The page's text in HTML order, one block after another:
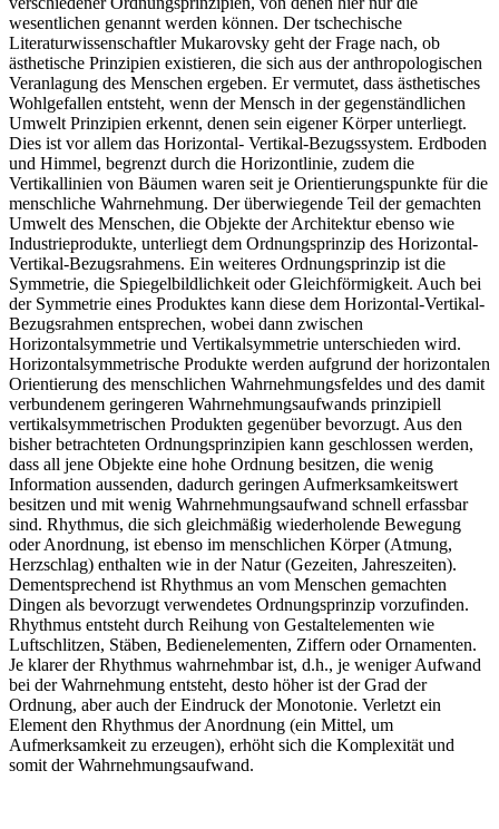
wesentlichen genannt werden können. Der tschechische
Literaturwissenschaftler Mukarovsky geht der Frage nach, ob
ästhetische Prinzipien existieren, die sich aus der anthropologischen
Veranlagung des Menschen ergeben. Er vermutet, dass ästhetisches
Wohlgefallen entsteht, wenn der Mensch in der gegenständlichen
Umwelt Prinzipien erkennt, denen sein eigener Körper unterliegt.
Dies ist vor allem das Horizontal- Vertikal-Bezugssystem. Erdboden
und Himmel, begrenzt durch die Horizontlinie, zudem die
Vertikallinien von Bäumen waren seit je Orientierungspunkte für die
menschliche Wahrnehmung. Der überwiegende Teil der gemachten
Umwelt des Menschen, die Objekte der Architektur ebenso wie
Industrieprodukte, unterliegt dem Ordnungsprinzip des Horizontal-
Vertikal-Bezugsrahmens. Ein weiteres Ordnungsprinzip ist die
Symmetrie, die Spiegelbildlichkeit oder Gleichförmigkeit. Auch bei
der Symmetrie eines Produktes kann diese dem Horizontal-Vertikal-
Bezugsrahmen entsprechen, wobei dann zwischen
Horizontalsymmetrie und Vertikalsymmetrie unterschieden wird.
Horizontalsymmetrische Produkte werden aufgrund der horizontalen
Orientierung des menschlichen Wahrnehmungsfeldes und des damit
verbundenem geringeren Wahrnehmungsaufwands prinzipiell
vertikalsymmetrischen Produkten gegenüber bevorzugt. Aus den
bisher betrachteten Ordnungsprinzipien kann geschlossen werden,
dass all jene Objekte eine hohe Ordnung besitzen, die wenig
Information aussenden, dadurch geringen Aufmerksamkeitswert
besitzen und mit wenig Wahrnehmungsaufwand schnell erfassbar
sind. Rhythmus, die sich gleichmäßig wiederholende Bewegung
oder Anordnung, ist ebenso im menschlichen Körper (Atmung,
Herzschlag) enthalten wie in der Natur (Gezeiten, Jahreszeiten).
Dementsprechend ist Rhythmus an vom Menschen gemachten
Dingen als bevorzugt verwendetes Ordnungsprinzip vorzufinden.
Rhythmus entsteht durch Reihung von Gestaltelementen wie
Luftschlitzen, Stäben, Bedienelementen, Ziffern oder Ornamenten.
Je klarer der Rhythmus wahrnehmbar ist, d.h., je weniger Aufwand
bei der Wahrnehmung entsteht, desto höher ist der Grad der
Ordnung, aber auch der Eindruck der Monotonie. Verletzt ein
Element den Rhythmus der Anordnung (ein Mittel, um
Aufmerksamkeit zu erzeugen), erhöht sich die Komplexität und
somit der Wahrnehmungsaufwand.